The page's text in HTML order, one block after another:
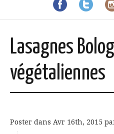
Lasagnes
végétaliennes
Poster dans Avr 16th, 2015